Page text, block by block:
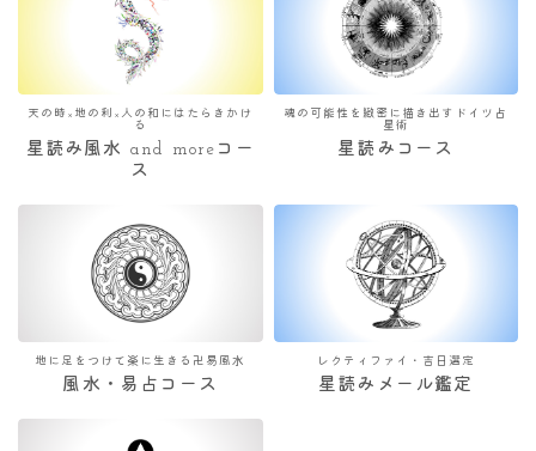
天の時×地の利×人の和にはたらきかけ
る
星読み風水 and moreコー
ス
魂の可能性を緻密に描き出すドイツ占
星術
星読みコース
地に足をつけて楽に生きる卍易風水
風水・易占コース
レクティファイ・吉日選定
星読みメール鑑定